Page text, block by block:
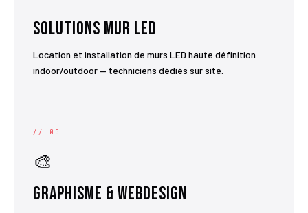
Solutions Mur LED
Location et installation de murs LED haute définition
indoor/outdoor — techniciens dédiés sur site.
// 06
🎨
Graphisme & Webdesign